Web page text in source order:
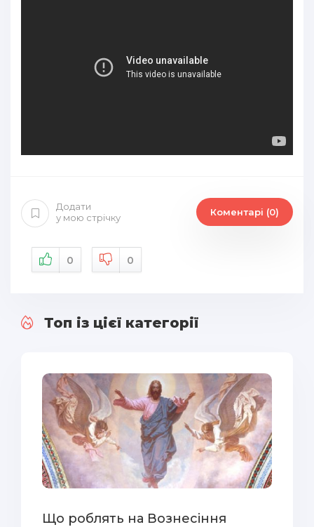
Додати
у мою стрічку
Коментарі (0)
0 0
Топ із цієї категорії
Що роблять на Вознесіння